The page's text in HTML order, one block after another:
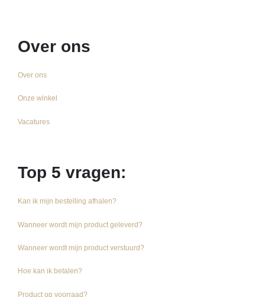
Over ons
Over ons
Onze winkel
Vacatures
Top 5 vragen:
Kan ik mijn bestelling afhalen?
Wanneer wordt mijn product geleverd?
Wanneer wordt mijn product verstuurd?
Hoe kan ik betalen?
Product op voorraad?